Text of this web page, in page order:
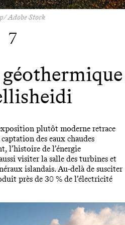
Adobe Stock
7
plutôt moderne retrace
des eaux chaudes
l’histoire de l’énergie
visiter la salle des turbines et
islandais. Au-delà de susciter
près de 30 % de l’électricité